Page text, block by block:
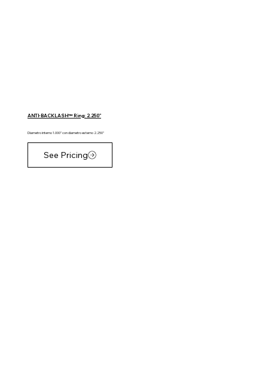
ANTI-BACKLASH™ Ring: 2.250"
Diametro interno 1.000" con diametro esterno 2.250"
See Pricing